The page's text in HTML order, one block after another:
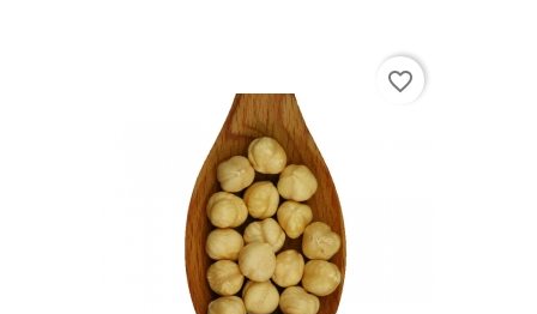
favorite_border